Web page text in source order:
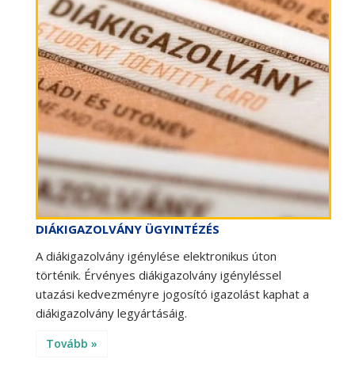
DIÁKIGAZOLVÁNY ÜGYINTÉZÉS
A diákigazolvány igénylése elektronikus úton
történik. Érvényes diákigazolvány igényléssel
utazási kedvezményre jogosító igazolást kaphat a
diákigazolvány legyártásáig.
Tovább »